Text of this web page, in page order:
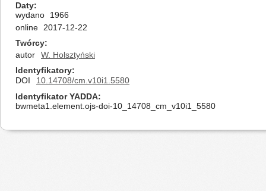
Daty
wydano
1966
online
2017-12-22
Twórcy
autor
W. Holsztyński
Identyfikatory
DOI
10.14708/cm.v10i1.5580
Identyfikator YADDA
bwmeta1.element.ojs-doi-10_14708_cm_v10i1_5580